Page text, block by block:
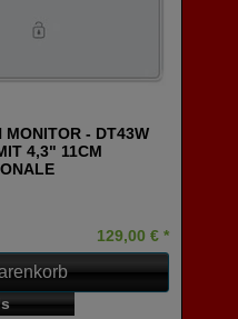
MONITOR - DT43W
4,3" 11CM
129,00 € *